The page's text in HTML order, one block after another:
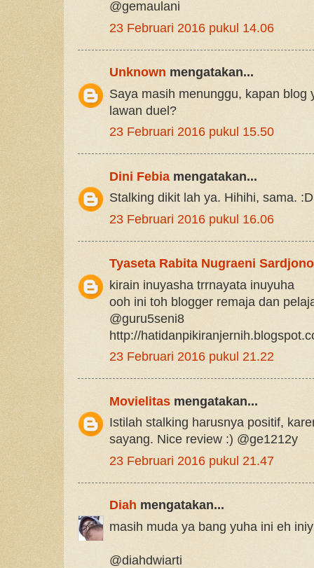
@gemaulani
23 Februari 2016 pukul 14.06
Unknown mengatakan...
Saya masih menunggu, kapan blog
lawan duel?
23 Februari 2016 pukul 15.50
Dini Febia mengatakan...
Stalking dikit lah ya. Hihihi, sama. :D
23 Februari 2016 pukul 16.06
Tyaseta Rabita Nugraeni Sardjono
kirain inuyasha trrnayata inuyuha
ooh ini toh blogger remaja dan
@guru5seni8
http://
23 Februari 2016 pukul 21.22
Movielitas mengatakan...
Istilah stalking harusnya positif,
sayang. Nice review :) @ge1212y
23 Februari 2016 pukul 21.47
Diah mengatakan...
masih muda ya bang yuha ini eh
@diahdwiarti